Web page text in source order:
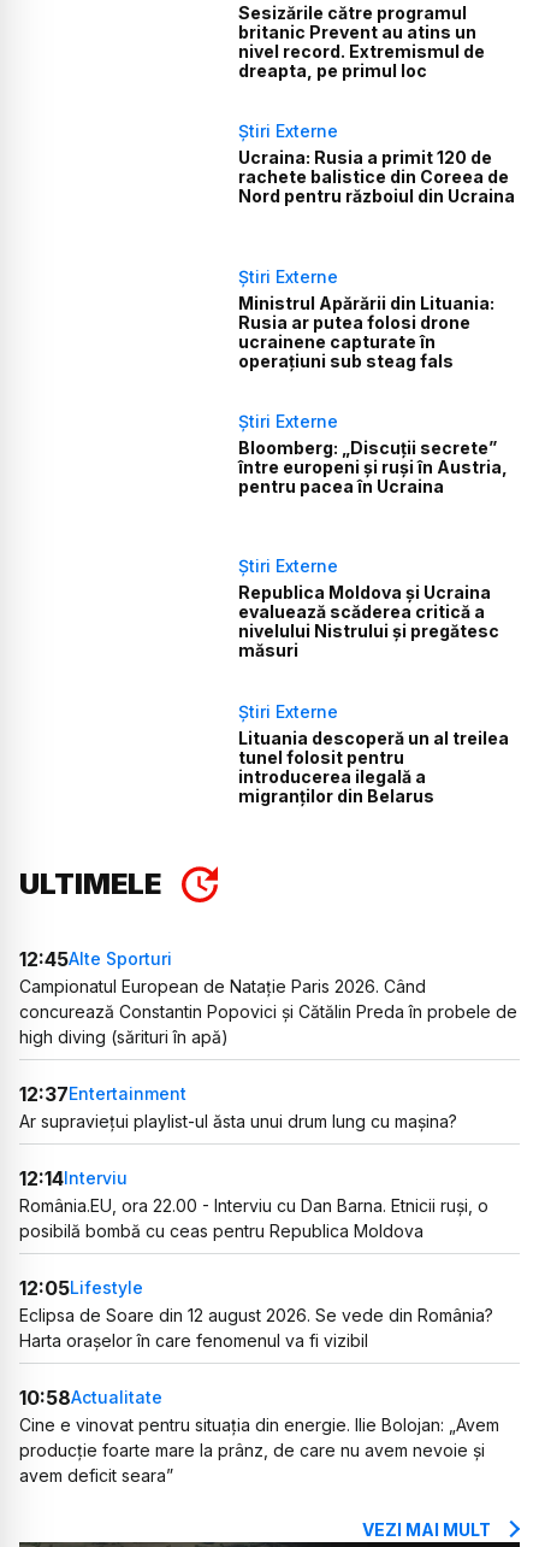
Sesizările către programul
britanic Prevent au atins un
nivel record. Extremismul de
dreapta, pe primul loc
Știri Externe
Ucraina: Rusia a primit 120 de
rachete balistice din Coreea de
Nord pentru războiul din Ucraina
Știri Externe
Ministrul Apărării din Lituania:
Rusia ar putea folosi drone
ucrainene capturate în
operațiuni sub steag fals
Știri Externe
Bloomberg: „Discuții secrete”
între europeni și ruși în Austria,
pentru pacea în Ucraina
Știri Externe
Republica Moldova și Ucraina
evaluează scăderea critică a
nivelului Nistrului și pregătesc
măsuri
Știri Externe
Lituania descoperă un al treilea
tunel folosit pentru
introducerea ilegală a
migranților din Belarus
ULTIMELE
12:45Alte Sporturi
Campionatul European de Natație Paris 2026. Când
concurează Constantin Popovici și Cătălin Preda în probele de
high diving (sărituri în apă)
12:37Entertainment
Ar supraviețui playlist-ul ăsta unui drum lung cu mașina?
12:14Interviu
România.EU, ora 22.00 - Interviu cu Dan Barna. Etnicii ruși, o
posibilă bombă cu ceas pentru Republica Moldova
12:05Lifestyle
Eclipsa de Soare din 12 august 2026. Se vede din România?
Harta orașelor în care fenomenul va fi vizibil
10:58Actualitate
Cine e vinovat pentru situația din energie. Ilie Bolojan: „Avem
producție foarte mare la prânz, de care nu avem nevoie și
avem deficit seara”
VEZI MAI MULT